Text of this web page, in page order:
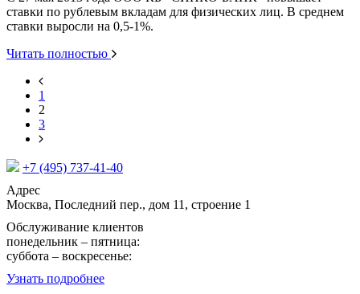
ставки по рублевым вкладам для физических лиц. В среднем
ставки выросли на 0,5-1%.
Читать полностью
1
2
3
+7 (495) 737-41-40
Адрес
Москва, Последний пер., дом 11, строение 1
Обслуживание клиентов
понедельник – пятница:
суббота – воскресенье:
Узнать подробнее